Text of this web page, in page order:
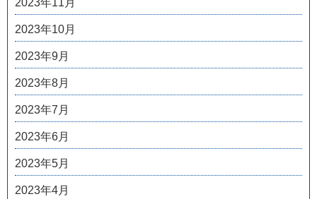
2023年11月
2023年10月
2023年9月
2023年8月
2023年7月
2023年6月
2023年5月
2023年4月